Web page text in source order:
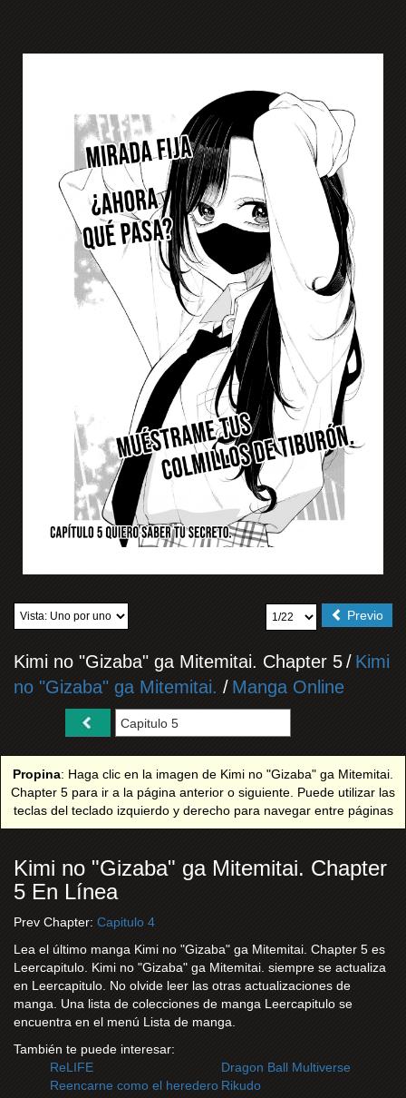
Previo
Kimi no "Gizaba" ga Mitemitai. Chapter 5/ Kimi
no "Gizaba" ga Mitemitai. / Manga Online
Propina: Haga clic en la imagen de Kimi no "Gizaba" ga Mitemitai.
Chapter 5 para ir a la página anterior o siguiente. Puede utilizar las
teclas del teclado izquierdo y derecho para navegar entre páginas
Kimi no "Gizaba" ga Mitemitai. Chapter
5 En Línea
Prev Chapter: Capitulo 4
Lea el último manga Kimi no "Gizaba" ga Mitemitai. Chapter 5 es
Leercapitulo. Kimi no "Gizaba" ga Mitemitai. siempre se actualiza
en Leercapitulo. No olvide leer las otras actualizaciones de
manga. Una lista de colecciones de manga Leercapitulo se
encuentra en el menú Lista de manga.
También te puede interesar:
ReLIFE
Dragon Ball Multiverse
Reencarne como el heredero Rikudo